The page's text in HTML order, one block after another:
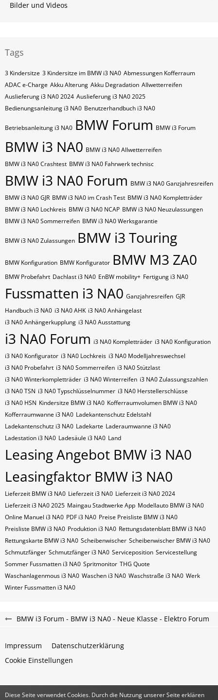
Bilder und Videos
Tags
3 Kindersitze 3 Kindersitze im BMW i3 NA0 Abmessungen Kofferraum
ADAC e-Charge Akku Alterung Akku Degradation Allwetterreifen
Auslieferung i3 NA0 2024 Auslieferung i3 NA0 2025
Bedienungsanleitung i3 NA0 Benutzerhandbuch i3 NA0
Betriebsanleitung i3 NA0 BMW Forum BMW i3 Forum
BMW i3 NA0 BMW i3 NA0 Allwetterreifen
BMW i3 NA0 Crashtest BMW i3 NA0 Fahrwerk technisc
BMW i3 NA0 Forum BMW i3 NA0 Ganzjahresreifen
BMW i3 NA0 GJR BMW i3 NA0 im Crash Test BMW i3 NA0 Kompletträder
BMW i3 NA0 Lochkreis BMW i3 NA0 NCAP BMW i3 NA0 Neuzulassungen
BMW i3 NA0 Sommerreifen BMW i3 NA0 Werksgarantie
BMW i3 NA0 Zulassungen BMW i3 Touring
BMW Konfiguration BMW Konfigurator BMW M3 ZA0
BMW Probefahrt Dachlast i3 NA0 EnBW mobility+ Fertigung i3 NA0
Fussmatten i3 NA0 Ganzjahresreifen GJR
Handbuch i3 NA0 i3 NA0 AHK i3 NA0 Anhängelast
i3 NA0 Anhängerkupplung i3 NA0 Ausstattung
i3 NA0 Forum i3 NA0 Kompletträder i3 NA0 Konfiguration
i3 NA0 Konfigurator i3 NA0 Lochkreis i3 NA0 Modelljahreswechsel
i3 NA0 Probefahrt i3 NA0 Sommerreifen i3 NA0 Stützlast
i3 NA0 Winterkompletträder i3 NA0 Winterreifen i3 NA0 Zulassungszahlen
i3 NA0​​​​ TSN i3 NA0​​​​ Typschlüsselnummer i3 NA0​​​​​ Herstellerschlüsse
i3 NA0​​​​​ HSN Kindersitze BMW i3 NA0 Kofferraumvolumen BMW i3 NA0
Kofferraumwanne i3 NA0 Ladekantenschutz Edelstahl
Ladekantenschutz i3 NA0 Ladekarte Laderaumwanne i3 NA0
Ladestation i3 NA0 Ladesäule i3 NA0 Land
Leasing Angebot BMW i3 NA0
Leasingfaktor BMW i3 NA0
Lieferzeit BMW i3 NA0 Lieferzeit i3 NA0 Lieferzeit i3 NA0 2024
Lieferzeit i3 NA0 2025 Maingau Stadtwerke App Modellauto BMW i3 NA0
Online Manuel i3 NA0 PDF i3 NA0 Preise Preisliste BMW i3 NA0
Preisliste BMW i3 NA0 Produktion i3 NA0 Rettungsdatenblatt BMW i3 NA0
Rettungskarte BMW i3 NA0 Scheibenwischer Scheibenwischer BMW​ i3 NA0
Schmutzfänger Schmutzfänger i3 NA0 Serviceposition Servicestellung
Sommer Fussmatten i3 NA0 Spritmonitor THG Quote
Waschanlagenmous i3 NA0 Waschen i3 NA0 Waschstraße i3 NA0 Werk
Winter Fussmatten i3 NA0
BMW i3 Forum - BMW i3 NA0 - Neue Klasse - Elektro Forum
Impressum
Datenschutzerklärung
Cookie Einstellungen
Diese Seite verwendet Cookies. Durch die Nutzung unserer Seite erklären